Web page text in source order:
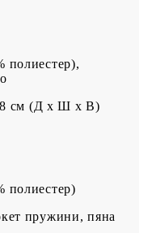
полиестер),
см (Д x Ш x В)
полиестер)
пружини, пяна